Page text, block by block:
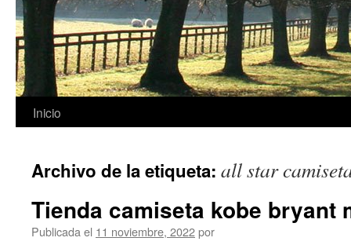
Saltar
contenido
Inicio
Archivo de la etiqueta: all star
Tienda camiseta kobe bryant
Publicada el 11 noviembre, 2022por